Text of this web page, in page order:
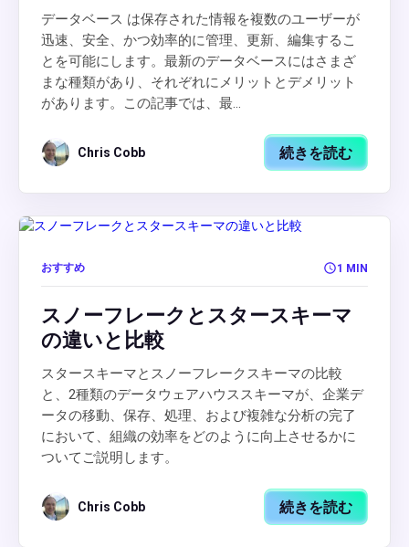
データベース は保存された情報を複数のユーザーが
迅速、安全、かつ効率的に管理、更新、編集するこ
とを可能にします。最新のデータベースにはさまざ
まな種類があり、それぞれにメリットとデメリット
があります。この記事では、最...
Chris Cobb 続きを読む
おすすめ 1 MIN
スノーフレークとスタースキーマ
の違いと比較
スタースキーマとスノーフレークスキーマの比較
と、2種類のデータウェアハウススキーマが、企業デ
ータの移動、保存、処理、および複雑な分析の完了
において、組織の効率をどのように向上させるかに
ついてご説明します。
Chris Cobb 続きを読む